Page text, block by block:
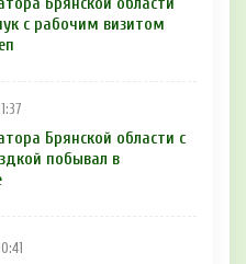
с рабочим визитом
Брянской области с
побывал в